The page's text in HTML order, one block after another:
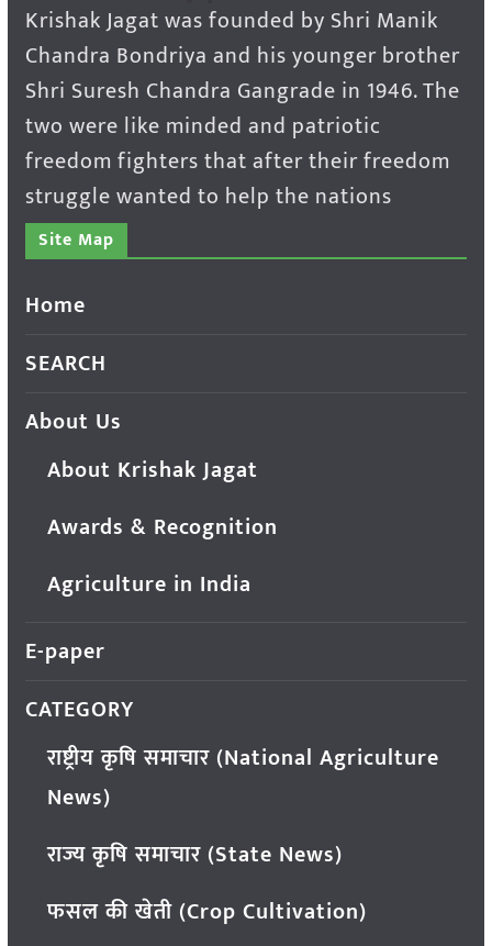
Krishak Jagat was founded by Shri Manik
Chandra Bondriya and his younger brother
Shri Suresh Chandra Gangrade in 1946. The
two were like minded and patriotic
freedom fighters that after their freedom
struggle wanted to help the nations
Site Map
Home
SEARCH
About Us
About Krishak Jagat
Awards & Recognition
Agriculture in India
E-paper
CATEGORY
राष्ट्रीय कृषि समाचार (National Agriculture
News)
राज्य कृषि समाचार (State News)
फसल की खेती (Crop Cultivation)